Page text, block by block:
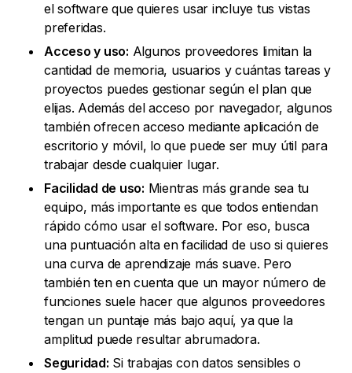
el software que quieres usar incluye tus vistas
preferidas.
Acceso y uso: Algunos proveedores limitan la
cantidad de memoria, usuarios y cuántas tareas y
proyectos puedes gestionar según el plan que
elijas. Además del acceso por navegador, algunos
también ofrecen acceso mediante aplicación de
escritorio y móvil, lo que puede ser muy útil para
trabajar desde cualquier lugar.
Facilidad de uso: Mientras más grande sea tu
equipo, más importante es que todos entiendan
rápido cómo usar el software. Por eso, busca
una puntuación alta en facilidad de uso si quieres
una curva de aprendizaje más suave. Pero
también ten en cuenta que un mayor número de
funciones suele hacer que algunos proveedores
tengan un puntaje más bajo aquí, ya que la
amplitud puede resultar abrumadora.
Seguridad: Si trabajas con datos sensibles o